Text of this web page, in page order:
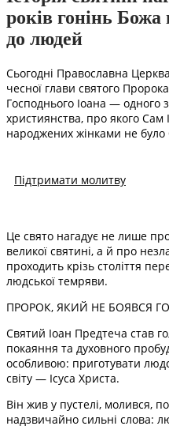
років гонінь Божа
до людей
Сьогодні Православна
чесної глави святого
Господнього Іоана — одного
християнства, про якого Сам
народжених жінками не було
Підтримати молитву
Це свято нагадує не лише
великої святині, а й про
проходить крізь століття
людської темряви.
ПРОРОК, ЯКИЙ НЕ БОЯВСЯ
Святий Іоан Предтеча став
покаяння та духовного
особливою: приготувати
світу — Ісуса Христа.
Він жив у пустелі, молився,
надзвичайно сильні слова: